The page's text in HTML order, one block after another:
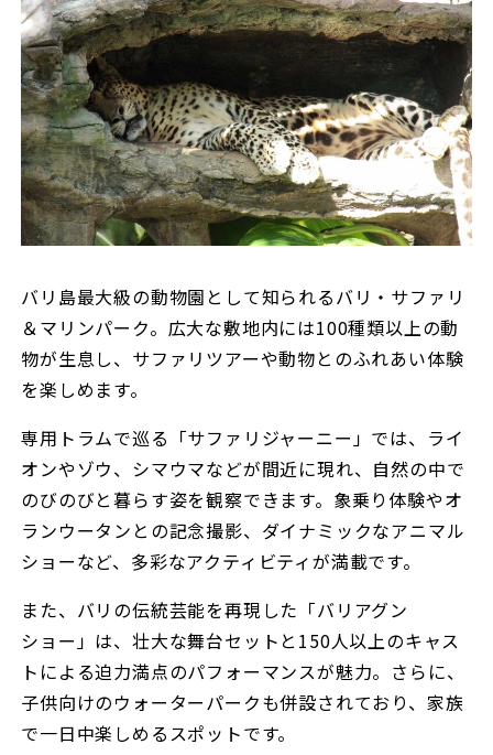
バリ島最大級の動物園として知られるバリ・サファリ
＆マリンパーク。広大な敷地内には100種類以上の動
物が生息し、サファリツアーや動物とのふれあい体験
を楽しめます。
専用トラムで巡る「サファリジャーニー」では、ライ
オンやゾウ、シマウマなどが間近に現れ、自然の中で
のびのびと暮らす姿を観察できます。象乗り体験やオ
ランウータンとの記念撮影、ダイナミックなアニマル
ショーなど、多彩なアクティビティが満載です。
また、バリの伝統芸能を再現した「バリアグン
ショー」は、壮大な舞台セットと150人以上のキャス
トによる迫力満点のパフォーマンスが魅力。さらに、
子供向けのウォーターパークも併設されており、家族
で一日中楽しめるスポットです。